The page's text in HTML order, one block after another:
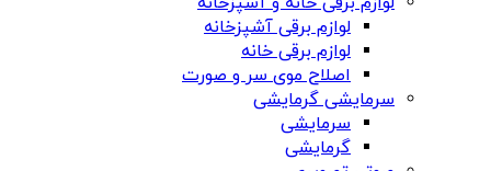
لوازم برقی آشپزخانه
لوازم برقی خانه
اصلاح موی سر و صورت
سرمایشی گرمایشی
سرمایشی
گرمایشی